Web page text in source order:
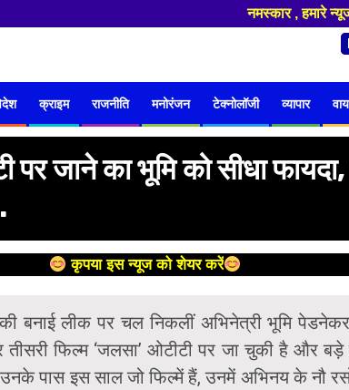
नमस्कार , हमारे न्यूज
क्राइम राजनीति मनोरंजन टेक्नोलॉजी व्यापार
पर जाने का भूमि को सीधा
कृपया इस न्यूज को शेयर करें
की बनाई लीक पर चल निकलीं अभिनेत्री भूमि
तीसरी फिल्म ‘जलसा’ ओटीटी पर जा चुकी है और
उनके पास इस साल जो फिल्में हैं, उनमें अभिनय के नौ